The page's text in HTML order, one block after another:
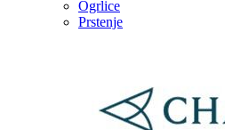
Ogrlice
Prstenje